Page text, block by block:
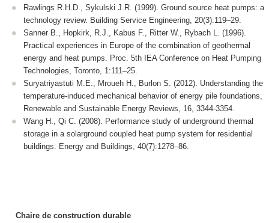
Rawlings R.H.D., Sykulski J.R. (1999). Ground source heat pumps: a
technology review. Building Service Engineering, 20(3):119–29.
Sanner B., Hopkirk, R.J., Kabus F., Ritter W., Rybach L. (1996).
Practical experiences in Europe of the combination of geothermal
energy and heat pumps. Proc. 5th IEA Conference on Heat Pumping
Technologies, Toronto, 1:111–25.
Suryatriyastuti M.E., Mroueh H., Burlon S. (2012). Understanding the
temperature-induced mechanical behavior of energy pile foundations,
Renewable and Sustainable Energy Reviews, 16, 3344-3354.
Wang H., Qi C. (2008). Performance study of underground thermal
storage in a solarground coupled heat pump system for residential
buildings. Energy and Buildings, 40(7):1278–86.
Chaire de construction durable